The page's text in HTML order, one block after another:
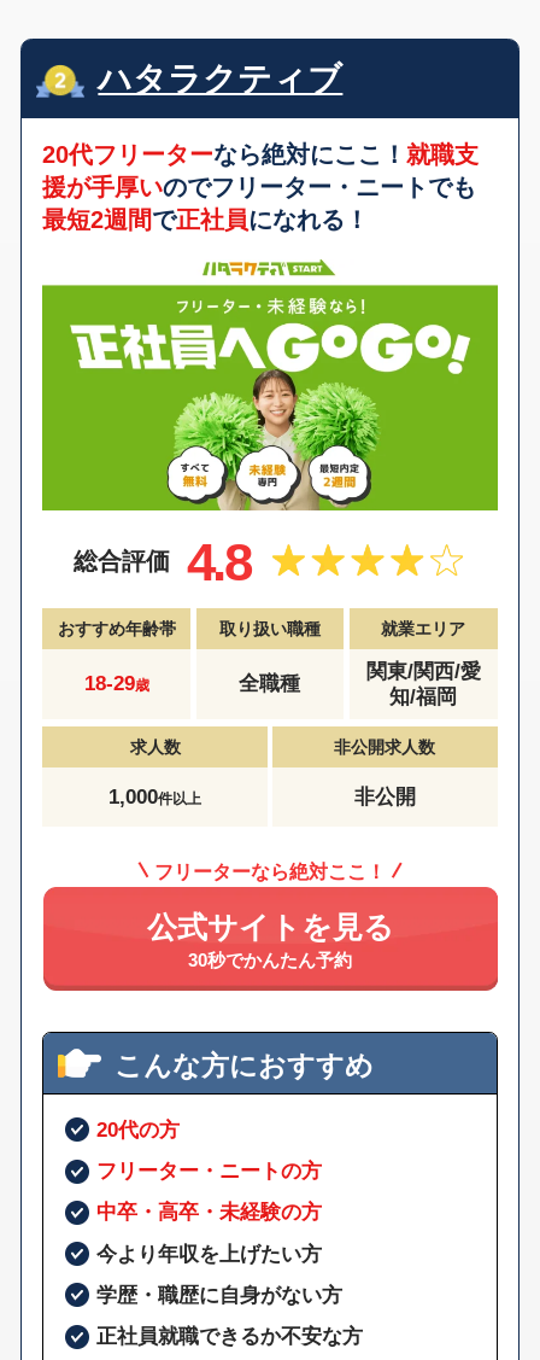
ハタラクティブ
20代フリーターなら絶対にここ！就職支
援が手厚いのでフリーター・ニートでも
最短2週間で正社員になれる！
総合評価 4.8
おすすめ年齢帯
18-29歳
取り扱い職種
全職種
就業エリア
関東/関西/愛
知/福岡
求人数
1,000件以上
非公開求人数
非公開
フリーターなら絶対ここ！
公式サイトを見る
30秒でかんたん予約
こんな方におすすめ
20代の方
フリーター・ニートの方
中卒・高卒・未経験の方
今より年収を上げたい方
学歴・職歴に自身がない方
正社員就職できるか不安な方